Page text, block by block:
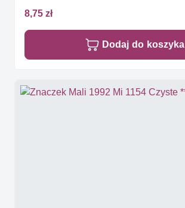
8,75 zł
Dodaj do koszyka